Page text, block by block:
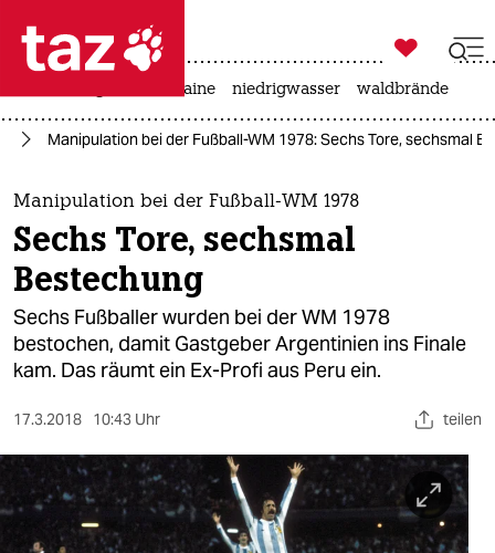
 taz zahl ich
taz zahl ich
themen
politik
öko
gesellschaft
sport
berlin

taz zahl ich
krieg in der ukraine niedrigwasser waldbrände
Manipulation bei der Fußball-WM 1978: Sechs Tore, sechsmal
Manipulation bei der Fußball-WM 1978
Sechs Tore, sechsmal
Bestechung
Sechs Fußballer wurden bei der WM 1978
bestochen, damit Gastgeber Argentinien ins Finale
kam. Das räumt ein Ex-Profi aus Peru ein.
17.3.2018 10:43 Uhr teilen